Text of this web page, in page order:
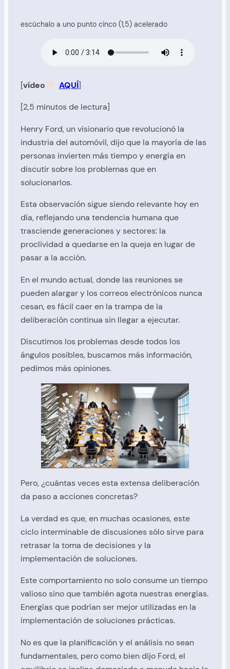
escúchalo a uno punto cinco (1,5) acelerado
[vídeo AQUÍ]
[2,5 minutos de lectura]
Henry Ford, un visionario que revolucionó la
industria del automóvil, dijo que la mayoría de las
personas invierten más tiempo y energía en
discutir sobre los problemas que en
solucionarlos.
Esta observación sigue siendo relevante hoy en
día, reflejando una tendencia humana que
trasciende generaciones y sectores: la
proclividad a quedarse en la queja en lugar de
pasar a la acción.
En el mundo actual, donde las reuniones se
pueden alargar y los correos electrónicos nunca
cesan, es fácil caer en la trampa de la
deliberación continua sin llegar a ejecutar.
Discutimos los problemas desde todos los
ángulos posibles, buscamos más información,
pedimos más opiniones.
Pero, ¿cuántas veces esta extensa deliberación
da paso a acciones concretas?
La verdad es que, en muchas ocasiones, este
ciclo interminable de discusiones sólo sirve para
retrasar la toma de decisiones y la
implementación de soluciones.
Este comportamiento no solo consume un tiempo
valioso sino que también agota nuestras energías.
Energías que podrían ser mejor utilizadas en la
implementación de soluciones prácticas.
No es que la planificación y el análisis no sean
fundamentales, pero como bien dijo Ford, el